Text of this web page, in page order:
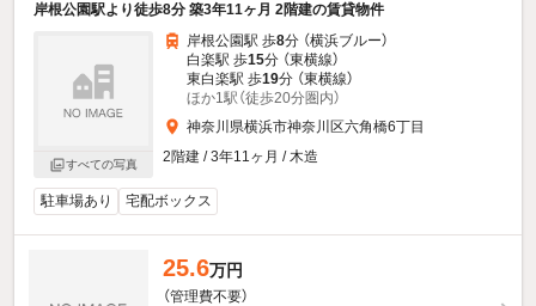
岸根公園駅より徒歩8分 築3年11ヶ月 2階建の賃貸物件
すべての写真
岸根公園駅 歩8分 （横浜ブルー）
白楽駅 歩15分 （東横線）
東白楽駅 歩19分 （東横線）
ほか1駅（徒歩20分圏内）
神奈川県横浜市神奈川区六角橋6丁目
2階建 / 3年11ヶ月 / 木造
駐車場あり 宅配ボックス
25.6万円
（管理費不要）